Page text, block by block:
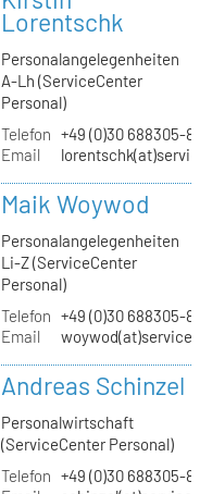
Lorentschk
Personalangelegenheiten
A-Lh (ServiceCenter
Personal)
Telefon +49 (0)30 688305-
Email
Maik Woywod
Personalangelegenheiten
Li-Z (ServiceCenter
Personal)
Telefon +49 (0)30 688305-
Email
Andreas Schinzel
Personalwirtschaft
(ServiceCenter Personal)
Telefon +49 (0)30 688305-